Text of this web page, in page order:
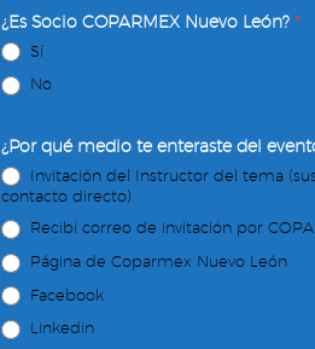
¿Es Socio COPARMEX Nuevo León? *
Sí
No
¿Por qué medio te enteraste del
Invitación del Instructor del tema
contacto directo)
Recibí correo de invitación por
Página de Coparmex Nuevo León
Facebook
Linkedin